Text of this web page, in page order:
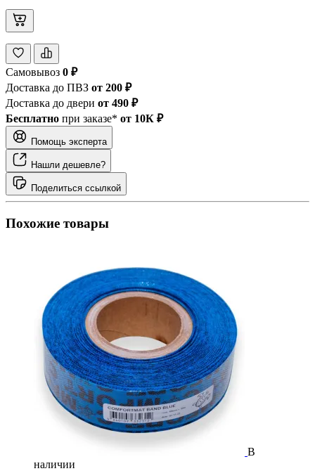
Самовывоз 0 ₽
Доставка до ПВЗ от 200 ₽
Доставка до двери от 490 ₽
Бесплатно при заказе* от 10К ₽
Помощь эксперта
Нашли дешевле?
Поделиться ссылкой
Похожие товары
В
наличии